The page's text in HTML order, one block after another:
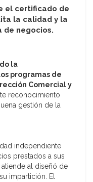
el certificado de
la calidad y la
de negocios.
la
programas de
Comercial y
reconocimiento
gestión de la
independiente
prestados a sus
al diseñó de
impartición. El